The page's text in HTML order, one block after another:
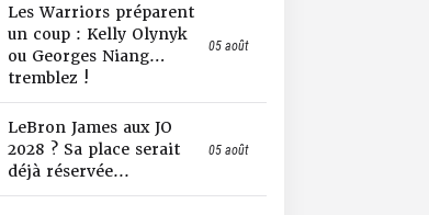
Les Warriors préparent
un coup : Kelly Olynyk
ou Georges Niang…
tremblez !
05 août
LeBron James aux JO
2028 ? Sa place serait
déjà réservée...
05 août